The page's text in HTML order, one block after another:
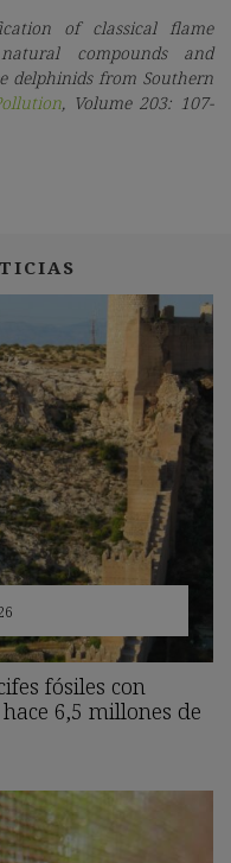
of classical flame
compounds and
delphinids from Southern
, Volume 203: 107-
fósiles con
6,5 millones de